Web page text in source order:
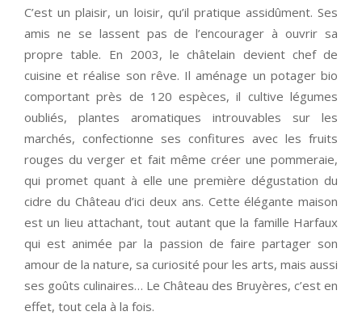
C’est un plaisir, un loisir, qu’il pratique assidûment. Ses
amis ne se lassent pas de l’encourager à ouvrir sa
propre table. En 2003, le châtelain devient chef de
cuisine et réalise son rêve. Il aménage un potager bio
comportant près de 120 espèces, il cultive légumes
oubliés, plantes aromatiques introuvables sur les
marchés, confectionne ses confitures avec les fruits
rouges du verger et fait même créer une pommeraie,
qui promet quant à elle une première dégustation du
cidre du Château d’ici deux ans. Cette élégante maison
est un lieu attachant, tout autant que la famille Harfaux
qui est animée par la passion de faire partager son
amour de la nature, sa curiosité pour les arts, mais aussi
ses goûts culinaires… Le Château des Bruyères, c’est en
effet, tout cela à la fois.